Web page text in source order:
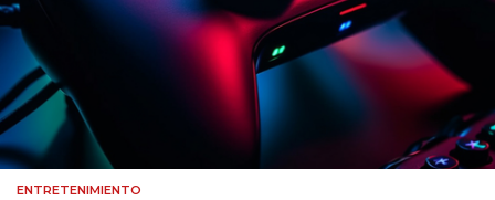
ENTRETENIMIENTO